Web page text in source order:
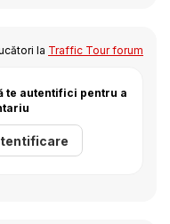
la Traffic Tour forum
te autentifici pentru a